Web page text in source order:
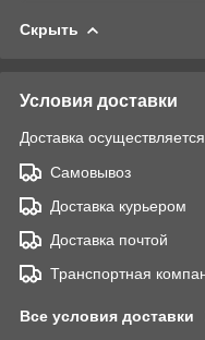
Скрыть
Условия доставки
Доставка
Самовывоз
Доставка курьером
Доставка почтой
Транспортная
Все условия доставки